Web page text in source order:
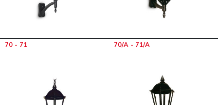
70 - 71 70/A - 71/A